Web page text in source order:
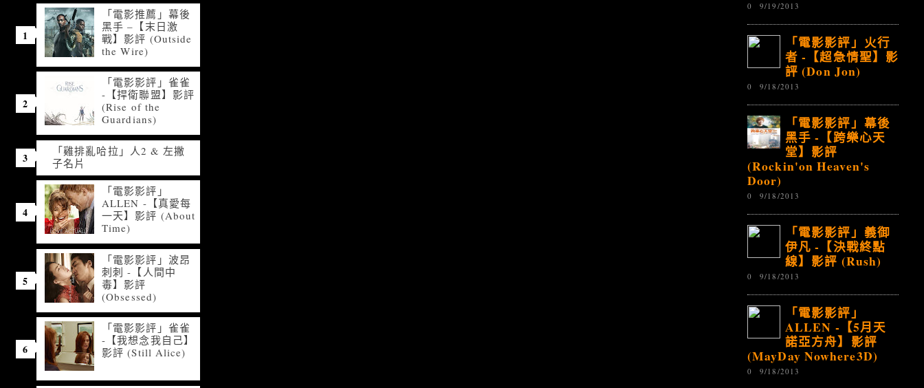
「電影推薦」幕後
黑手 –【末日激
戰】影評 (Outside
the Wire)
「電影影評」雀雀
-【捍衛聯盟】影評
(Rise of the
Guardians)
「雞排亂哈拉」人2 & 左撇
子名片
「電影影評」
ALLEN -【真愛每
一天】影評 (About
Time)
「電影影評」波昂
刺刺 -【人間中
毒】影評
(Obsessed)
「電影影評」雀雀
-【我想念我自己】
影評 (Still Alice)
0 9/19/2013
「電影影評」火行
者 -【超急情聖】影
評 (Don Jon)
0 9/18/2013
「電影影評」幕後
黑手 -【跨樂心天
堂】影評
(Rockin'on Heaven's
Door)
0 9/18/2013
「電影影評」義御
伊凡 -【決戰終點
線】影評 (Rush)
0 9/18/2013
「電影影評」
ALLEN -【5月天
諾亞方舟】影評
(MayDay Nowhere3D)
0 9/18/2013